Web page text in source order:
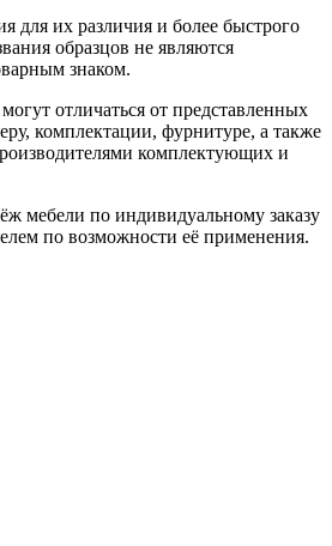
для их различия и более быстрого
образцов не являются
знаком.
отличаться от представленных
комплектации, фурнитуре, а также
комплектующих и
мебели по индивидуальному заказу
по возможности её применения.